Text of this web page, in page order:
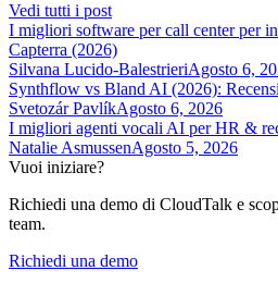
Vedi tutti i post
I migliori software per call center per
Capterra (2026)
Silvana Lucido-BalestrieriAgosto 6,
Synthflow vs Bland AI (2026):
Svetozár PavlíkAgosto 6, 2026
I migliori agenti vocali AI per HR &
Natalie AsmussenAgosto 5, 2026
Vuoi iniziare?
Richiedi una demo di CloudTalk e
team.
Richiedi una demo